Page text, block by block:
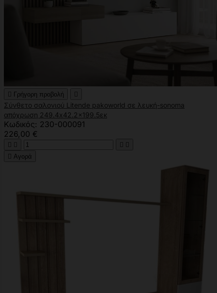
 Γρήγορη προβολή 
Σύνθετο σαλονιού Litende pakoworld σε λευκή-sonoma
απόχρωση 249.4x42.2x199.5εκ
Κωδικός: 230-000091
226,00 €
   
 Αγορά